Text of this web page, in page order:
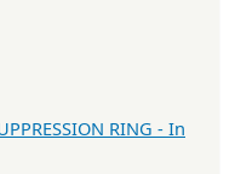
RING - In